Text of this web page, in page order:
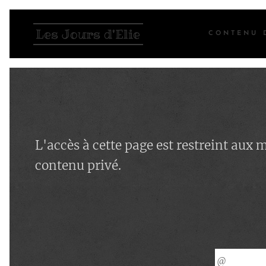
Les Jours d'Elie CONTENU
L'accès à cette page est restreint aux
contenu privé.